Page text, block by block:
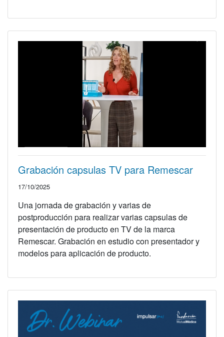
Grabación capsulas TV para Remescar
17/10/2025
Una jornada de grabación y varias de
postproducción para realizar varias capsulas de
presentación de producto en TV de la marca
Remescar. Grabación en estudio con presentador y
modelos para aplicación de producto.